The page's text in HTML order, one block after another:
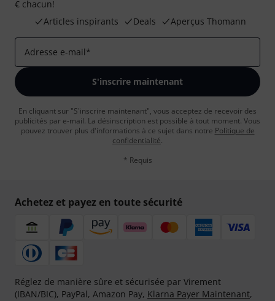
€ chacun!
Articles inspirants
Deals Aperçus Thomann
Adresse e-mail*
S'inscrire maintenant
En cliquant sur "S'inscrire maintenant", vous acceptez de recevoir des
publicités par e-mail. La désinscription est possible à tout moment. Vous
pouvez trouver plus d'informations à ce sujet dans notre Politique de
confidentialité.
* Requis
Achetez et payez en toute sécurité
Réglez de manière sûre et sécurisée par Virement
(IBAN/BIC), PayPal, Amazon Pay, Klarna Payer Maintenant,